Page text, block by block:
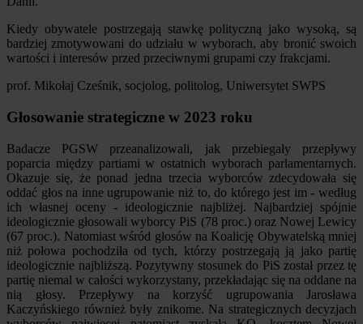
Kiedy obywatele postrzegają stawkę polityczną jako wysoką, są
bardziej zmotywowani do udziału w wyborach, aby bronić swoich
wartości i interesów przed przeciwnymi grupami czy frakcjami.
prof. Mikołaj Cześnik, socjolog, politolog, Uniwersytet SWPS
Głosowanie strategiczne w 2023 roku
Badacze PGSW przeanalizowali, jak przebiegały przepływy
poparcia między partiami w ostatnich wyborach parlamentarnych.
Okazuje się, że ponad jedna trzecia wyborców zdecydowała się
oddać głos na inne ugrupowanie niż to, do którego jest im - według
ich własnej oceny - ideologicznie najbliżej. Najbardziej spójnie
ideologicznie głosowali wyborcy PiS (78 proc.) oraz Nowej Lewicy
(67 proc.). Natomiast wśród głosów na Koalicję Obywatelską mniej
niż połowa pochodziła od tych, którzy postrzegają ją jako partię
ideologicznie najbliższą. Pozytywny stosunek do PiS został przez tę
partię niemal w całości wykorzystany, przekładając się na oddane na
nią głosy. Przepływy na korzyść ugrupowania Jarosława
Kaczyńskiego również były znikome. Na strategicznych decyzjach